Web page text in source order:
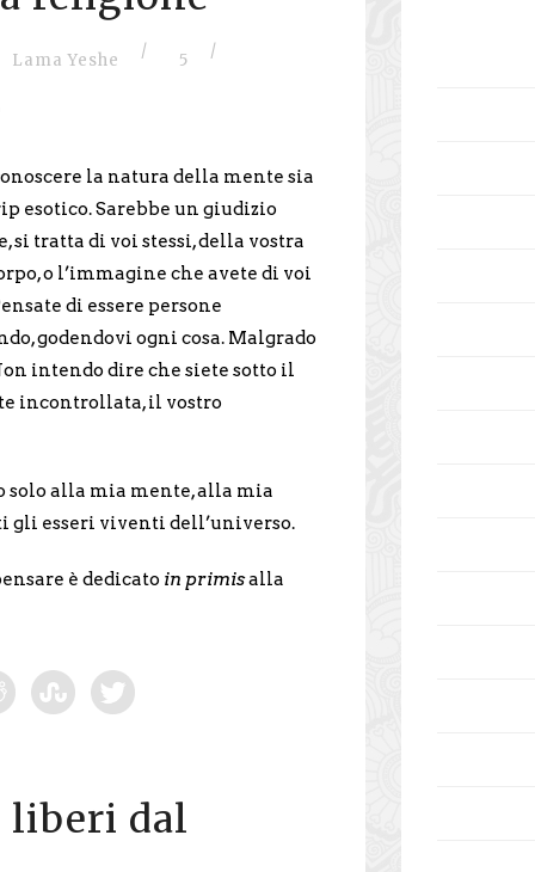
Lama Yeshe / 5 /
la natura della mente sia
esotico. Sarebbe un giudizio
si tratta di voi stessi, della vostra
o l’immagine che avete di voi
di essere persone
godendovi ogni cosa. Malgrado
intendo dire che siete sotto il
incontrollata, il vostro
solo alla mia mente, alla mia
gli esseri viventi dell’universo.
è dedicato in primisalla
liberi dal